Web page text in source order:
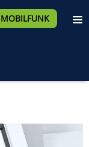
MOBILFUNK